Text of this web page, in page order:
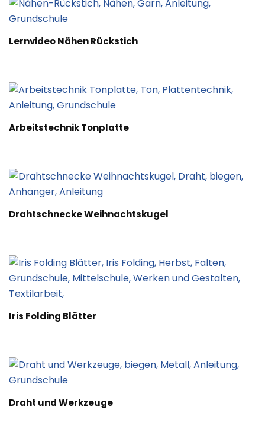
Lernvideo Nähen Rückstich
Arbeitstechnik Tonplatte
Drahtschnecke Weihnachtskugel
Iris Folding Blätter
Draht und Werkzeuge